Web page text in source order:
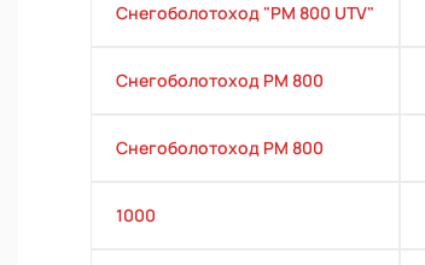
Снегоболотоход "РМ 800 UTV"
Снегоболотоход РМ 800
Снегоболотоход РМ 800
1000